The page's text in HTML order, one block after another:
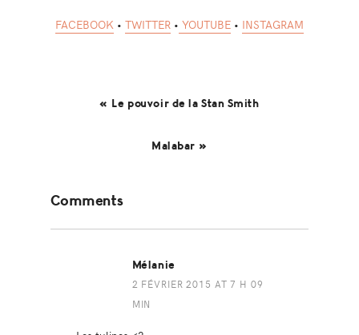
FACEBOOK • TWITTER • YOUTUBE • INSTAGRAM
« Le pouvoir de la Stan Smith
Malabar »
Interactions
Comments
Mélanie
2 FÉVRIER 2015 AT 7 H 09
MIN